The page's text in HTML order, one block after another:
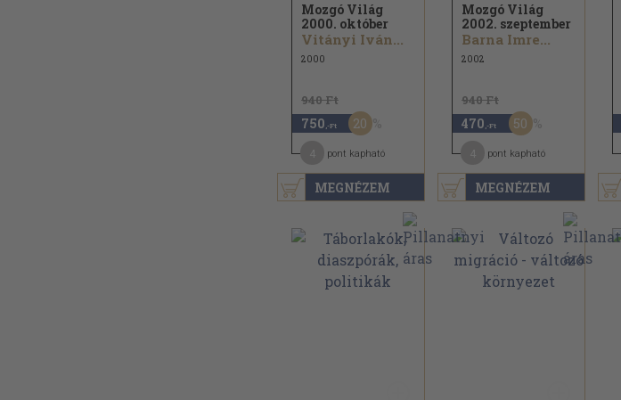
MEGNÉZEM
Mozgó Világ
2000. október
Vitányi Iván...
2000
940 Ft
750 ,-Ft 20
pont kapható
MEGNÉZEM
Mozgó Világ
2002. szeptember
Barna Imre...
2002
940 Ft
470 ,-Ft 50
pont kapható